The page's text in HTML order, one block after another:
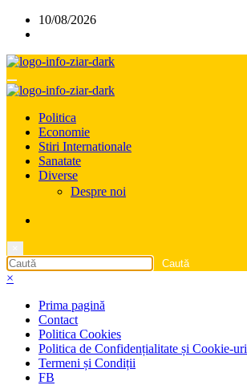
10/08/2026
Politica
Economie
Stiri Internationale
Sanatate
Diverse
Despre noi
×
Prima pagină
Contact
Politica Cookies
Politica de Confidențialitate și Cookie-uri
Termeni și Condiții
FB